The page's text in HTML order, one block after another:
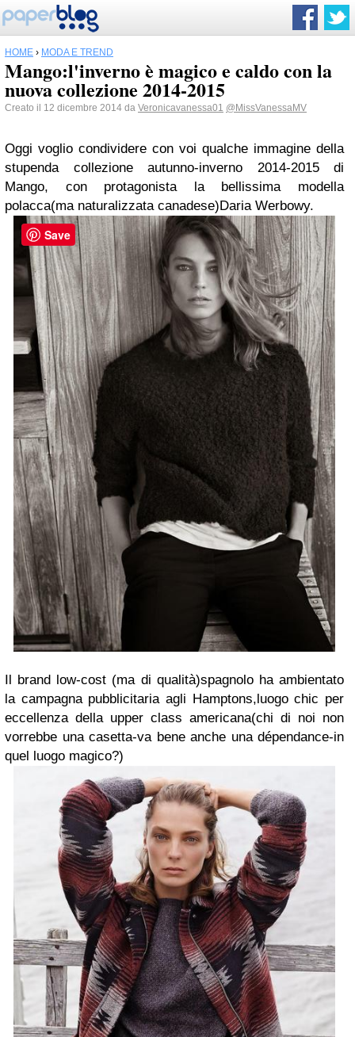
HOME › MODA E TREND
Mango:l'inverno è magico e caldo con la
nuova collezione 2014-2015
Creato il 12 dicembre 2014 da Veronicavanessa01 @MissVanessaMV
Oggi voglio condividere con voi qualche immagine della
stupenda collezione autunno-inverno 2014-2015 di
Mango, con protagonista la bellissima modella
polacca(ma naturalizzata canadese)Daria Werbowy.
Il brand low-cost (ma di qualità)spagnolo ha ambientato
la campagna pubblicitaria agli Hamptons,luogo chic per
eccellenza della upper class americana(chi di noi non
vorrebbe una casetta-va bene anche una dépendance-in
quel luogo magico?)
Save